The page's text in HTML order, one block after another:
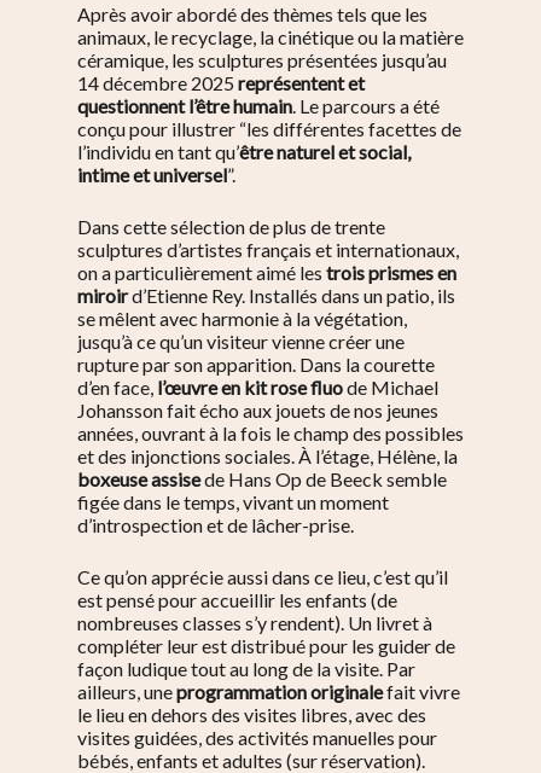
Après avoir abordé des thèmes tels que les
animaux, le recyclage, la cinétique ou la matière
céramique, les sculptures présentées jusqu’au
14 décembre 2025représentent et
questionnent l’être humain. Le parcours a été
conçu pour illustrer “les différentes facettes de
l’individu en tant qu’être naturel et social,
intime et universel”.
Dans cette sélectionde plus de trente
sculptures d’artistes français et internationaux,
on a particulièrement aimé les trois prismes en
miroird’Etienne Rey. Installés dans un patio, ils
se mêlent avec harmonie à la végétation,
jusqu’à ce qu’un visiteur vienne créer une
rupture par son apparition. Dans la courette
d’en face, l’œuvre en kit rose fluode Michael
Johansson fait écho aux jouets de nos jeunes
années, ouvrant à la fois le champ des possibles
et des injonctions sociales. À l’étage, Hélène, la
boxeuse assisede Hans Op de Beeck semble
figée dans le temps, vivant un moment
d’introspection et de lâcher-prise.
Ce qu’on apprécie aussi dans ce lieu, c’est qu’il
est pensé pour accueillir les enfants (de
nombreuses classes s’y rendent). Un livret à
compléter leur est distribué pour les guider de
façon ludique tout au long de la visite. Par
ailleurs, uneprogrammation originalefait vivre
le lieu en dehors des visites libres, avec des
visites guidées, des activités manuelles pour
bébés, enfants et adultes (sur réservation).